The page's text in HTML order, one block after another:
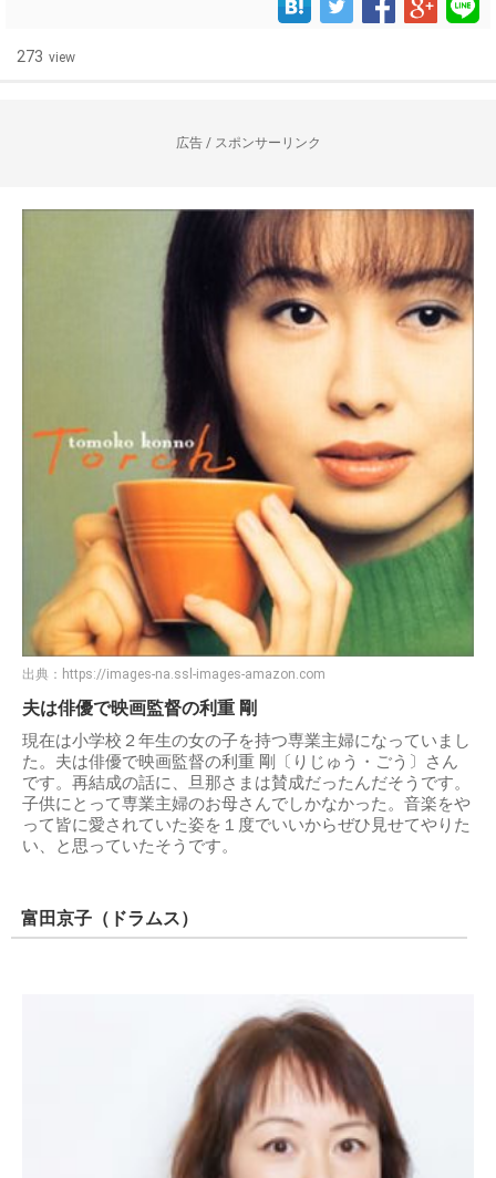
273 view
広告 / スポンサーリンク
出典： https://images-na.ssl-images-amazon.com
夫は俳優で映画監督の利重 剛
現在は小学校２年生の女の子を持つ専業主婦になっていまし
た。夫は俳優で映画監督の利重 剛〔りじゅう・ごう〕さん
です。再結成の話に、旦那さまは賛成だったんだそうです。
子供にとって専業主婦のお母さんでしかなかった。音楽をや
って皆に愛されていた姿を１度でいいからぜひ見せてやりた
い、と思っていたそうです。
富田京子（ドラムス）